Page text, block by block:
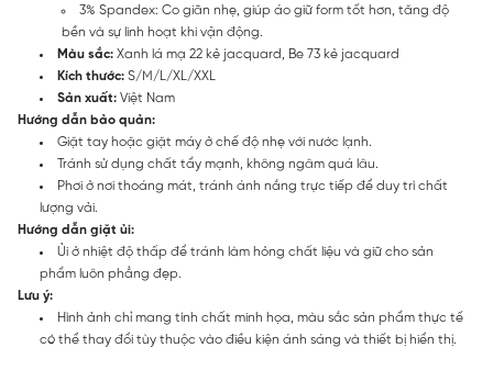
3% Spandex: Co giãn nhẹ, giúp áo giữ form tốt hơn, tăng độ
bền và sự linh hoạt khi vận động.
Màu sắc: Xanh lá mạ 22 kẻ jacquard, Be 73 kẻ jacquard
Kích thước: S/M/L/XL/XXL
Sản xuất: Việt Nam
Hướng dẫn bảo quản:
Giặt tay hoặc giặt máy ở chế độ nhẹ với nước lạnh.
Tránh sử dụng chất tẩy mạnh, không ngâm quá lâu.
Phơi ở nơi thoáng mát, tránh ánh nắng trực tiếp để duy trì chất
lượng vải.
Hướng dẫn giặt ủi:
Ủi ở nhiệt độ thấp để tránh làm hỏng chất liệu và giữ cho sản
phẩm luôn phẳng đẹp.
Lưu ý:
Hình ảnh chỉ mang tính chất minh họa, màu sắc sản phẩm thực tế
có thể thay đổi tùy thuộc vào điều kiện ánh sáng và thiết bị hiển thị.